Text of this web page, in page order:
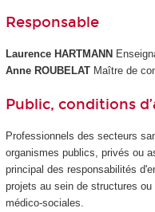
Responsable
Laurence HARTMANN
Anne ROUBELATMaître de
Public, conditions
Professionnels des secteurs
organismes publics, privés ou
principal des responsabilités
projets au sein de structures
médico-sociales.